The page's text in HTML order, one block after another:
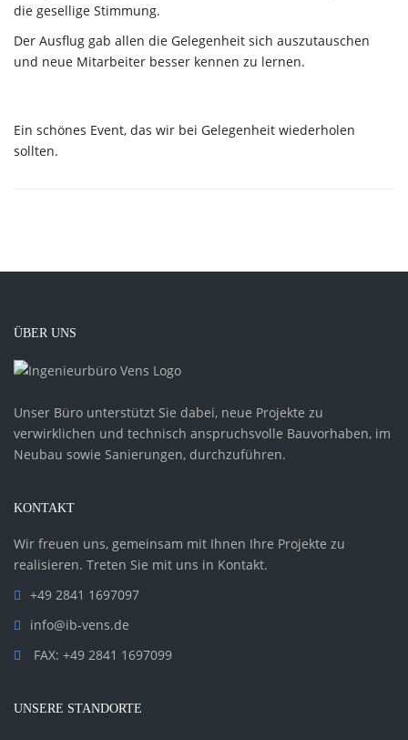
die gesellige Stimmung.
Der Ausflug gab allen die Gelegenheit sich auszutauschen
und neue Mitarbeiter besser kennen zu lernen.
Ein schönes Event, das wir bei Gelegenheit wiederholen
sollten.
ÜBER UNS
Unser Büro unterstützt Sie dabei, neue Projekte zu
verwirklichen und technisch anspruchsvolle Bauvorhaben, im
Neubau sowie Sanierungen, durchzuführen.
KONTAKT
Wir freuen uns, gemeinsam mit Ihnen Ihre Projekte zu
realisieren. Treten Sie mit uns in Kontakt.
+49 2841 1697097
info@ib-vens.de
FAX: +49 2841 1697099
UNSERE STANDORTE